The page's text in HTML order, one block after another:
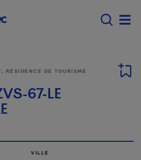
Main navigation -
RÉSIDENCE DE TOURISME
67-LE
VILLE